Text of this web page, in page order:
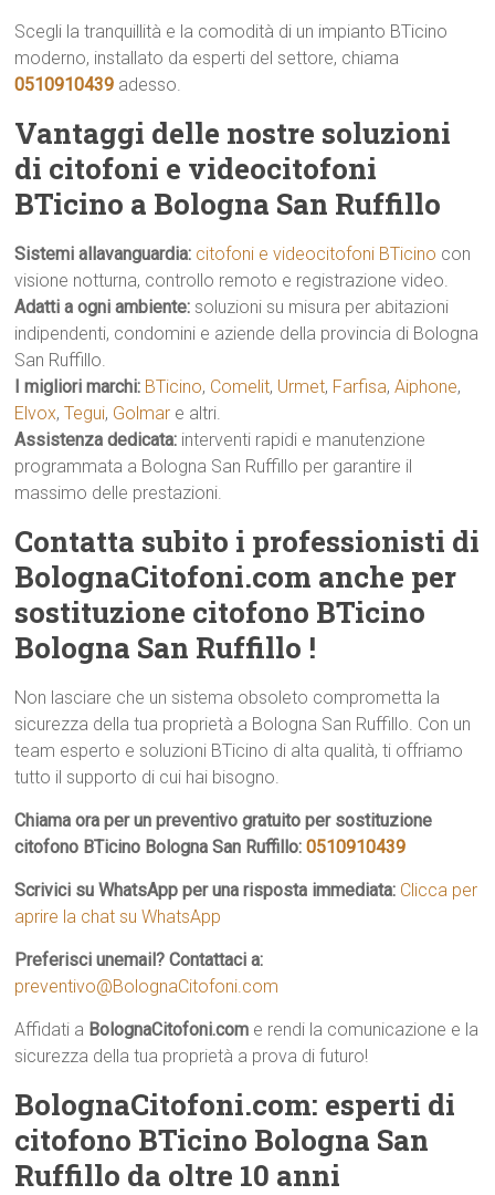
Scegli la tranquillità e la comodità di un impianto BTicino
moderno, installato da esperti del settore, chiama
0510910439 adesso.
Vantaggi delle nostre soluzioni
di citofoni e videocitofoni
BTicino a Bologna San Ruffillo
Sistemi allavanguardia: citofoni e videocitofoni BTicino con
visione notturna, controllo remoto e registrazione video.
Adatti a ogni ambiente: soluzioni su misura per abitazioni
indipendenti, condomini e aziende della provincia di Bologna
San Ruffillo.
I migliori marchi: BTicino, Comelit, Urmet, Farfisa,Aiphone,
Elvox,Tegui, Golmar e altri.
Assistenza dedicata: interventi rapidi e manutenzione
programmata a Bologna San Ruffillo per garantire il
massimo delle prestazioni.
Contatta subito i professionisti di
BolognaCitofoni.com anche per
sostituzione citofono BTicino
Bologna San Ruffillo !
Non lasciare che un sistema obsoleto comprometta la
sicurezza della tua proprietà a Bologna San Ruffillo. Con un
team esperto e soluzioni BTicino di alta qualità, ti offriamo
tutto il supporto di cui hai bisogno.
Chiama ora per un preventivo gratuito per sostituzione
citofono BTicino Bologna San Ruffillo:0510910439
Scrivici su WhatsApp per una risposta immediata: Clicca per
aprire la chat su WhatsApp
Preferisci unemail? Contattaci a:
preventivo@BolognaCitofoni.com
Affidati a BolognaCitofoni.com e rendi la comunicazione e la
sicurezza della tua proprietà a prova di futuro!
BolognaCitofoni.com: esperti di
citofono BTicino Bologna San
Ruffillo da oltre 10 anni